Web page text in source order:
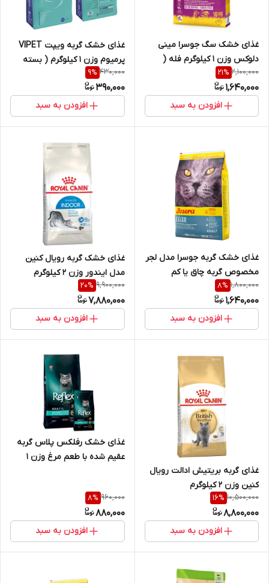
غذای خشک سگ جوسرا مینی
دلوکس وزن 1 کیلوگرم فله (
بسته بندی در زیپ کیپ پت
شاپ لئو )
2,100,000
21%
1,640,000
افزودن به سبد
غذای خشک گربه ویپت VIPET
پرمیوم وزن 1 کیلوگرم ( بسته
بندی در زیپ کیپ پت شاپ لئو
)
430,000
9%
390,000
افزودن به سبد
غذای خشک گربه جوسرا مدل لجر
مخصوص گربه چاق یا کم
بندی در زیپ کیپ پت شاپ لئو
1,800,000
8%
1,640,000
افزودن به سبد
غذای خشک گربه رویال کنین
مدل ایندور وزن 2 کیلوگرم
9,900,000
20%
7,880,000
افزودن به سبد
غذای گربه بریتیش ادالت رویال
کنین وزن 2 کیلوگرم
10,500,000
16%
8,800,000
افزودن به سبد
غذای خشک رفلکس پلاس گربه
عقیم شده با طعم مرغ وزن 1
960,000
8%
880,000
افزودن به سبد